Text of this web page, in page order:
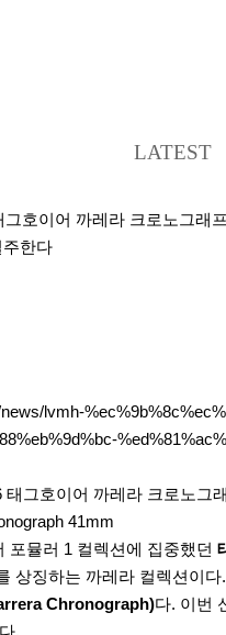
LATEST
그호이어 까레라 크로노그래
한다
lvmh-
41mm
포뮬러 1 컬렉션에 집중했던
상징하는 까레라 컬렉션이
Chronograph)다. 이번
.